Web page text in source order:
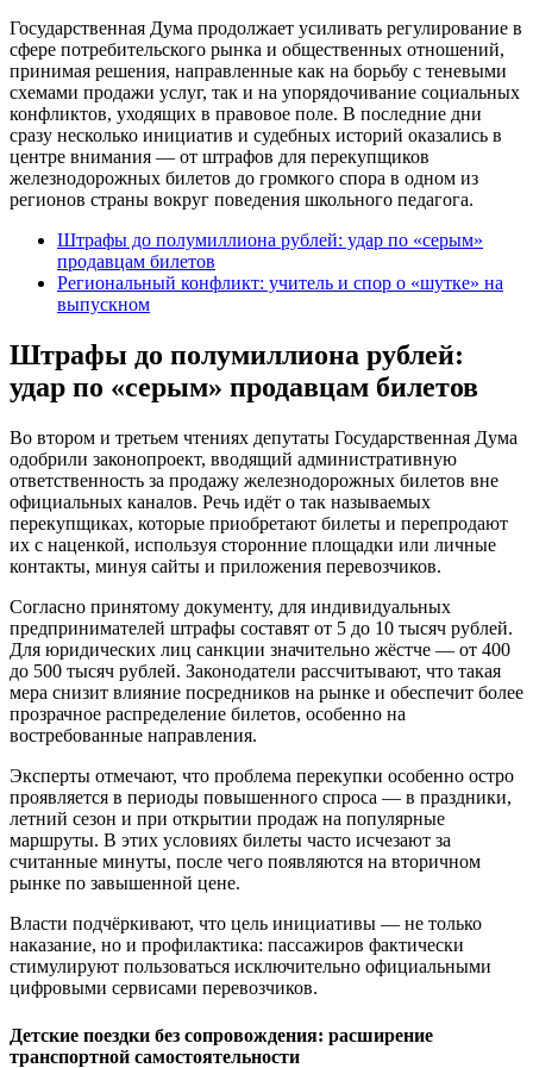
Государственная Дума продолжает усиливать регулирование в
сфере потребительского рынка и общественных отношений,
принимая решения, направленные как на борьбу с теневыми
схемами продажи услуг, так и на упорядочивание социальных
конфликтов, уходящих в правовое поле. В последние дни
сразу несколько инициатив и судебных историй оказались в
центре внимания — от штрафов для перекупщиков
железнодорожных билетов до громкого спора в одном из
регионов страны вокруг поведения школьного педагога.
Штрафы до полумиллиона рублей: удар по «серым»
продавцам билетов
Региональный конфликт: учитель и спор о «шутке» на
выпускном
Штрафы до полумиллиона рублей:
удар по «серым» продавцам билетов
Во втором и третьем чтениях депутаты Государственная Дума
одобрили законопроект, вводящий административную
ответственность за продажу железнодорожных билетов вне
официальных каналов. Речь идёт о так называемых
перекупщиках, которые приобретают билеты и перепродают
их с наценкой, используя сторонние площадки или личные
контакты, минуя сайты и приложения перевозчиков.
Согласно принятому документу, для индивидуальных
предпринимателей штрафы составят от 5 до 10 тысяч рублей.
Для юридических лиц санкции значительно жёстче — от 400
до 500 тысяч рублей. Законодатели рассчитывают, что такая
мера снизит влияние посредников на рынке и обеспечит более
прозрачное распределение билетов, особенно на
востребованные направления.
Эксперты отмечают, что проблема перекупки особенно остро
проявляется в периоды повышенного спроса — в праздники,
летний сезон и при открытии продаж на популярные
маршруты. В этих условиях билеты часто исчезают за
считанные минуты, после чего появляются на вторичном
рынке по завышенной цене.
Власти подчёркивают, что цель инициативы — не только
наказание, но и профилактика: пассажиров фактически
стимулируют пользоваться исключительно официальными
цифровыми сервисами перевозчиков.
Детские поездки без сопровождения: расширение
транспортной самостоятельности